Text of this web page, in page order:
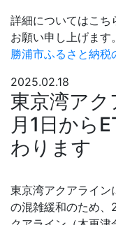
詳細についてはこち
お願い申し上げます。
勝浦市ふるさと納税
2025.02.18
東京湾ア
月1日から
わります
東京湾アクアライン
の混雑緩和のため